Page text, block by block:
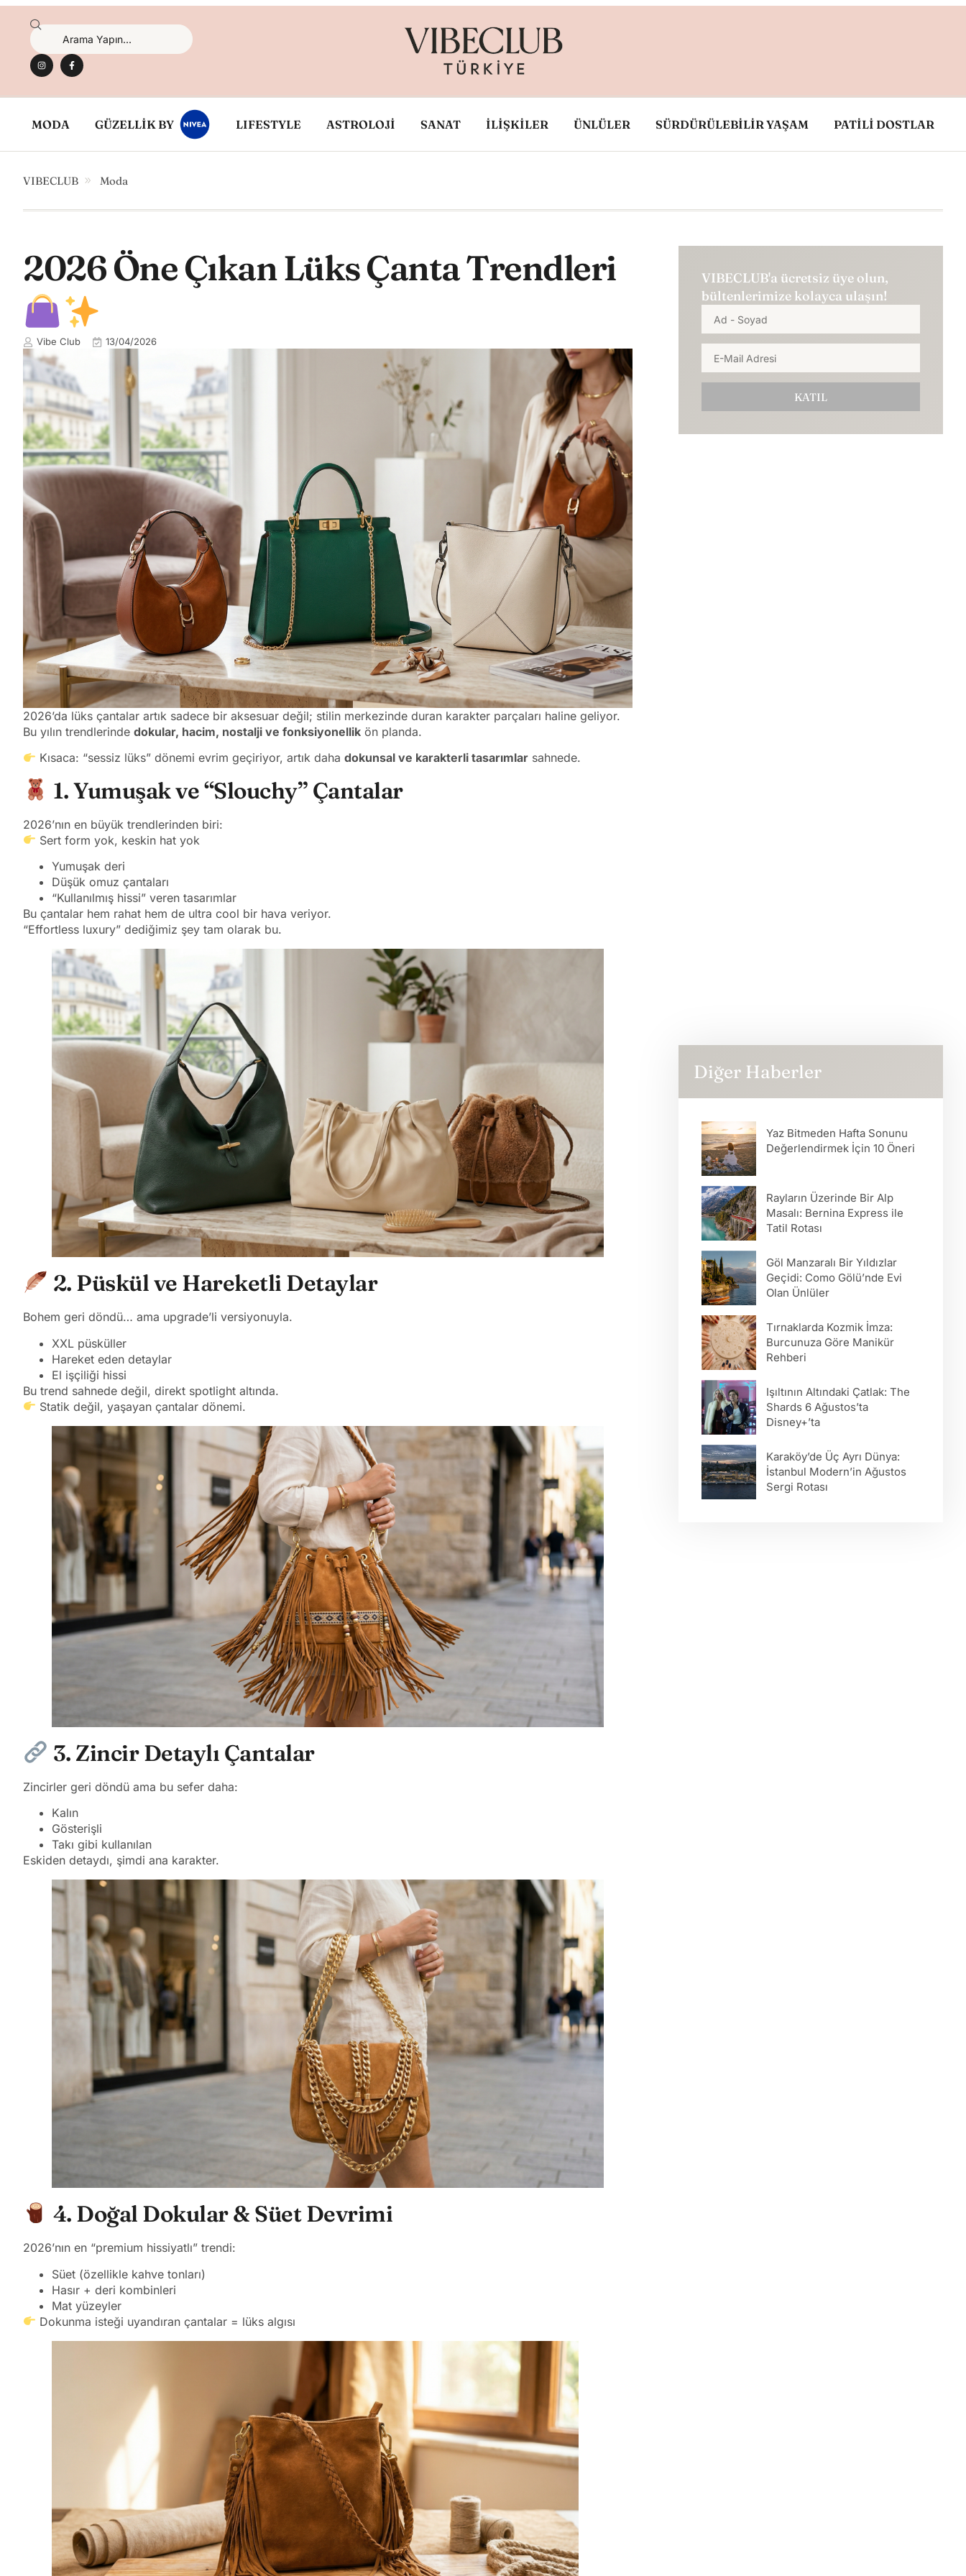
MODA GÜZELLİK BY LIFESTYLE ASTROLOJİ SANAT İLİŞKİLER ÜNLÜLER SÜRDÜRÜLEBİLİR YAŞAM PATİLİ DOSTLAR
VIBECLUB Moda
2026 Öne Çıkan Lüks Çanta Trendleri
Vibe Club 13/04/2026
2026’da lüks çantalar artık sadece bir aksesuar değil; stilin merkezinde duran karakter parçaları haline geliyor.
Bu yılın trendlerinde dokular, hacim, nostalji ve fonksiyonellik ön planda.
Kısaca: “sessiz lüks” dönemi evrim geçiriyor, artık dahadokunsal ve karakterli tasarımlar sahnede.
1. Yumuşak ve “Slouchy” Çantalar
2026’nın en büyük trendlerinden biri:
Sert form yok, keskin hat yok
Yumuşak deri
Düşük omuz çantaları
“Kullanılmış hissi” veren tasarımlar
Bu çantalar hem rahat hem de ultra cool bir hava veriyor.
“Effortless luxury” dediğimiz şey tam olarak bu.
2. Püskül ve Hareketli Detaylar
Bohem geri döndü… ama upgrade’li versiyonuyla.
XXL püsküller
Hareket eden detaylar
El işçiliği hissi
Bu trend sahnede değil, direkt spotlight altında.
Statik değil, yaşayan çantalar dönemi.
3. Zincir Detaylı Çantalar
Zincirler geri döndü ama bu sefer daha:
Kalın
Gösterişli
Takı gibi kullanılan
Eskiden detaydı, şimdi ana karakter.
4. Doğal Dokular & Süet Devrimi
2026’nın en “premium hissiyatlı” trendi:
Süet (özellikle kahve tonları)
Hasır + deri kombinleri
Mat yüzeyler
Dokunma isteği uyandıran çantalar = lüks algısı
VIBECLUB'a ücretsiz üye olun,
bültenlerimize kolayca ulaşın!
KATIL
Diğer Haberler
Yaz Bitmeden Hafta Sonunu
Değerlendirmek İçin 10 Öneri
Rayların Üzerinde Bir Alp
Masalı: Bernina Express ile
Tatil Rotası
Göl Manzaralı Bir Yıldızlar
Geçidi: Como Gölü’nde Evi
Olan Ünlüler
Tırnaklarda Kozmik İmza:
Burcunuza Göre Manikür
Rehberi
Işıltının Altındaki Çatlak: The
Shards 6 Ağustos’ta
Disney+’ta
Karaköy’de Üç Ayrı Dünya:
İstanbul Modern’in Ağustos
Sergi Rotası